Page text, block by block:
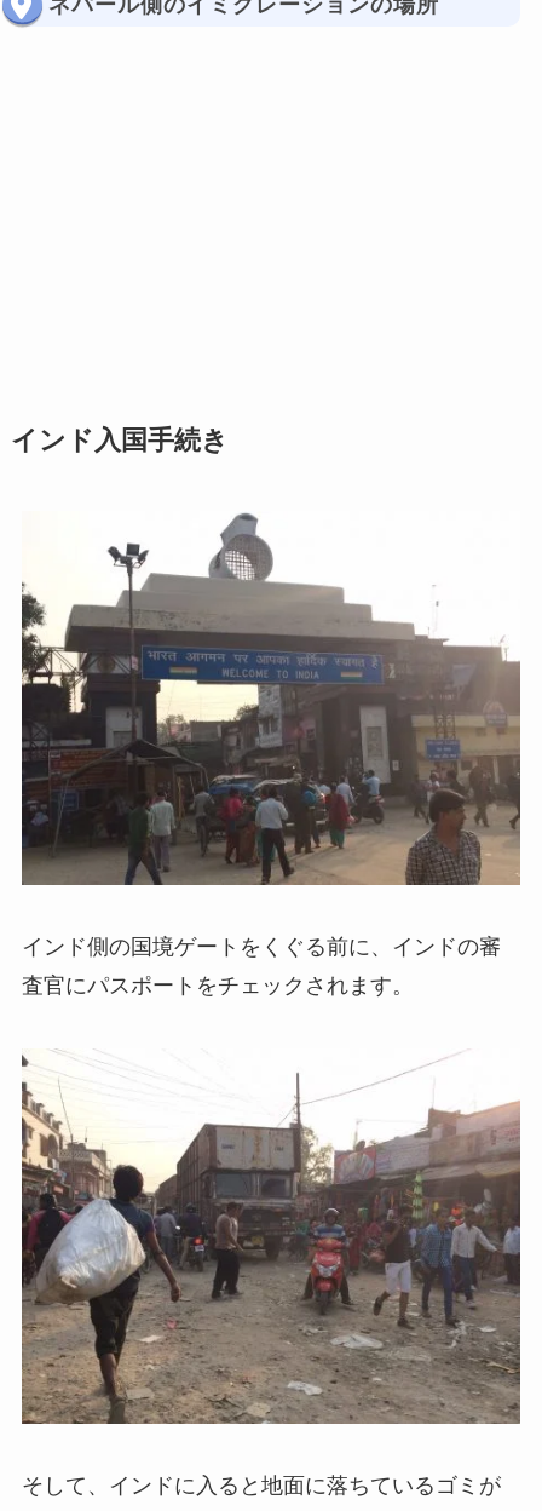
インド入国手続き
インド側の国境ゲートをくぐる前に、インドの審
査官にパスポートをチェックされます。
そして、インドに入ると地面に落ちているゴミが